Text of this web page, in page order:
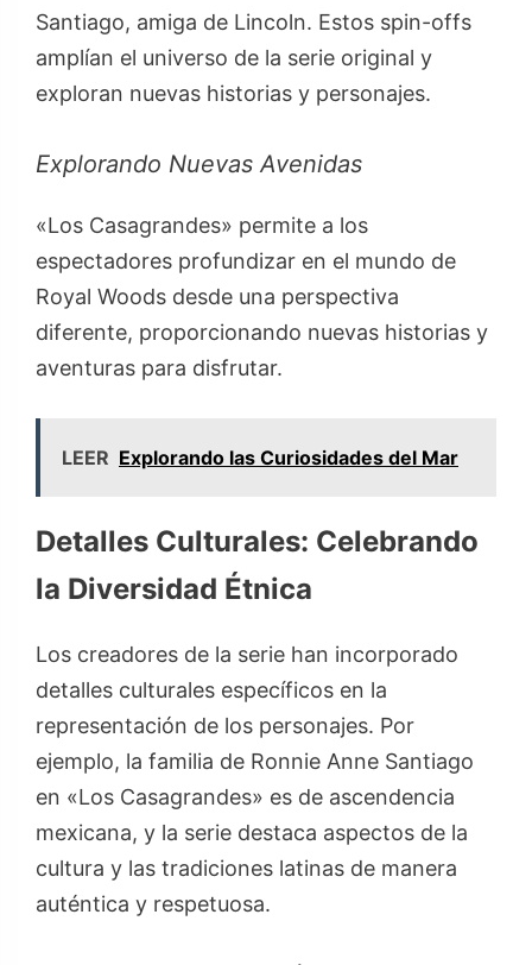
Santiago, amiga de Lincoln. Estos spin-offs
amplían el universo de la serie original y
exploran nuevas historias y personajes.
Explorando Nuevas Avenidas
«Los Casagrandes» permite a los
espectadores profundizar en el mundo de
Royal Woods desde una perspectiva
diferente, proporcionando nuevas historias y
aventuras para disfrutar.
LEER Explorando las Curiosidades del Mar
Detalles Culturales: Celebrando
la Diversidad Étnica
Los creadores de la serie han incorporado
detalles culturales específicos en la
representación de los personajes. Por
ejemplo, la familia de Ronnie Anne Santiago
en «Los Casagrandes» es de ascendencia
mexicana, y la serie destaca aspectos de la
cultura y las tradiciones latinas de manera
auténtica y respetuosa.